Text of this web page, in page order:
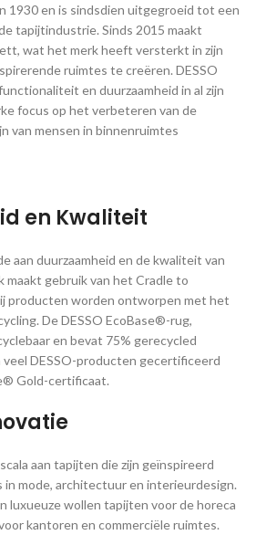
1930 en is sindsdien uitgegroeid tot een
tapijtindustrie. Sinds 2015 maakt
wat het merk heeft versterkt in zijn
ruimtes te creëren. DESSO
en duurzaamheid in al zijn
focus op het verbeteren van de
van mensen in binnenruimtes​
en Kwaliteit
aan duurzaamheid en de kwaliteit van
maakt gebruik van het Cradle to
producten worden ontworpen met het
De DESSO EcoBase®-rug,
en bevat 75% gerecycled
veel DESSO-producten gecertificeerd
Gold-certificaat​.
aan tapijten die zijn geïnspireerd
mode, architectuur en interieurdesign.
luxueuze wollen tapijten voor de horeca
kantoren en commerciële ruimtes.